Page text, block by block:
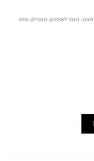
מצבר, מצבר לאופנוע, מצברים, שנפ